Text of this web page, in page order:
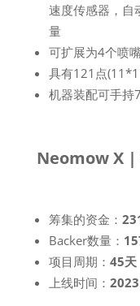
速度传感器，自
量
可扩展为4个喷
具有121点
机器装配可手持
Neomow X |
筹集的资金：
Backer数量：
项目周期： 45天
上线时间：